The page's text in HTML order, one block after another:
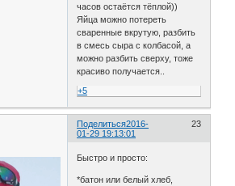
часов остаётся тёплой))
Яйца можно потереть
сваренные вкрутую, разбить
в смесь сыра с колбасой, а
можно разбить сверху, тоже
красиво получается..
+5
Поделиться 23
2016-
01-29 19:13:01
Быстро и просто:
*батон или белый хлеб,